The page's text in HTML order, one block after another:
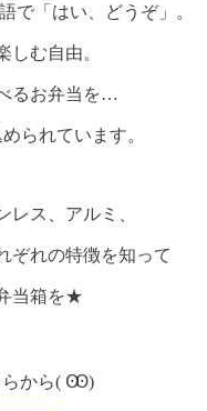
で「はい、どうぞ」。
しむ自由。
るお弁当を…
られています。
レス、アルミ、
ぞれの特徴を知って
当箱を★
らから( Ꙭ)